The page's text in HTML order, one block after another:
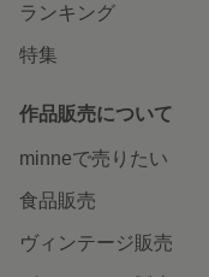
ランキング
特集
作品販売について
minneで売りたい
食品販売
ヴィンテージ販売